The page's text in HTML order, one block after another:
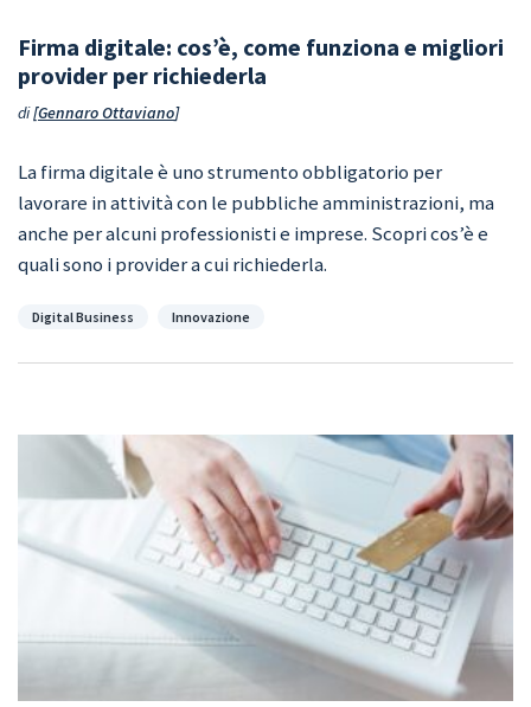
Firma digitale: cos’è, come funziona e migliori
provider per richiederla
di Gennaro Ottaviano
La firma digitale è uno strumento obbligatorio per
lavorare in attività con le pubbliche amministrazioni, ma
anche per alcuni professionisti e imprese. Scopri cos’è e
quali sono i provider a cui richiederla.
Categorie
Digital Business Innovazione